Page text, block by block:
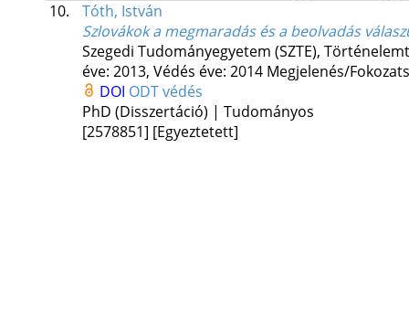
10.
Tóth, István
Szlovákok a megmaradás és a beolvadás
Szegedi Tudományegyetem (SZTE),
éve: 2013, Védés éve: 2014 Megjelenés/
DOI ODT védés
PhD (Disszertáció) | Tudományos
[2578851] [Egyeztetett]